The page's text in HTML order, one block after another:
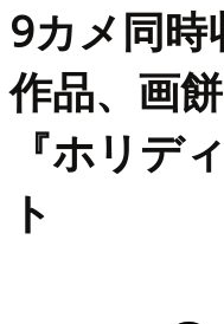
9カメ同時
作品、画
『ホリデ
ト